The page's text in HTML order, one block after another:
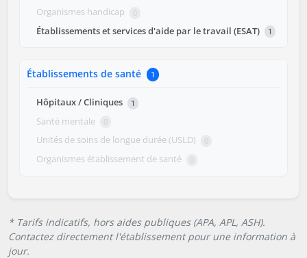
Organismes handicap 0
Établissements et services d'aide par le travail (ESAT) 1
Établissements de santé 1
Hôpitaux / Cliniques 1
Santé mentale 0
Unités de soins de longue durée (USLD) 0
Organismes établissement de santé 0
* Tarifs indicatifs, hors aides publiques (APA, APL, ASH).
Contactez directement l'établissement pour une information à
jour.